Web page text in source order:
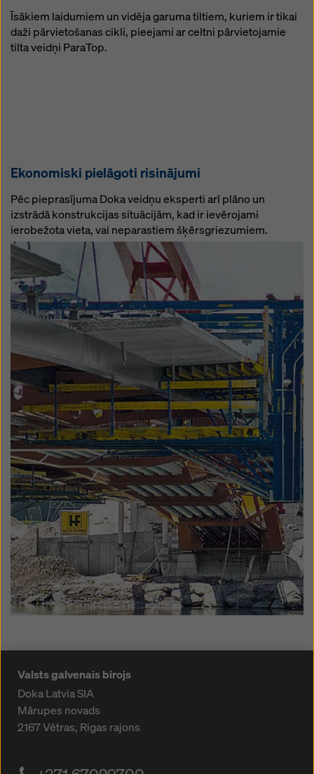
Īsākiem laidumiem un vidēja garuma tiltiem, kuriem ir tikai
daži pārvietošanas cikli, pieejami ar celtni pārvietojamie
tilta veidņi ParaTop.
Ekonomiski pielāgoti risinājumi
Pēc pieprasījuma Doka veidņu eksperti arī plāno un
izstrādā konstrukcijas situācijām, kad ir ievērojami
ierobežota vieta, vai neparastiem šķērsgriezumiem.
Valsts galvenais birojs
Doka Latvia SIA
Mārupes novads
2167Vētras, Rigas rajons